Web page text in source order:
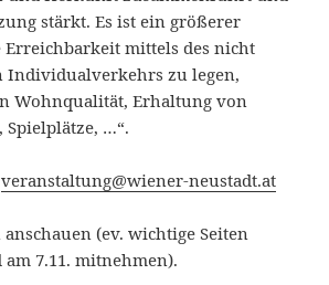
stärkt. Es ist ein größerer
Erreichbarkeit mittels des nicht
Individualverkehrs zu legen,
Wohnqualität, Erhaltung von
…“.
veranstaltung@wiener-neustadt.at
(ev. wichtige Seiten
7.11. mitnehmen).